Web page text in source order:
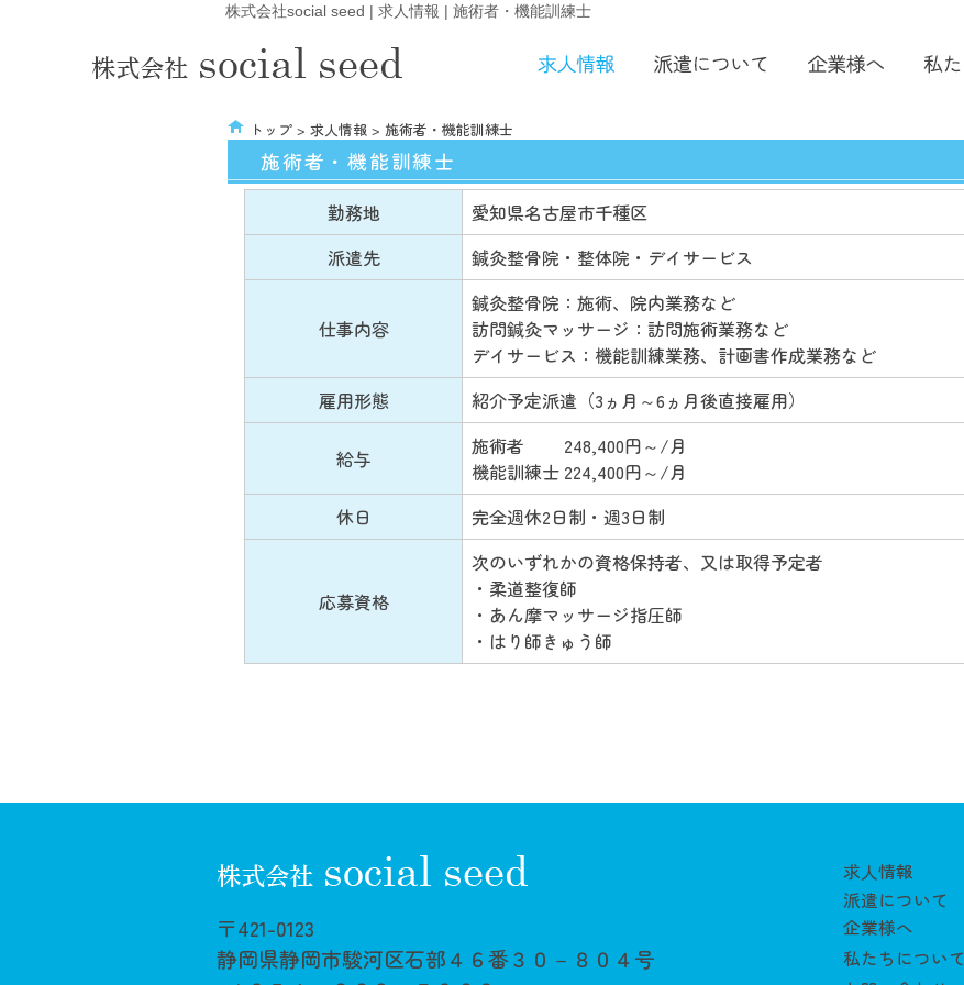
株式会社social seed | 求人情報 | 施術者・機能訓練士
トップ > 求人情報 > 施術者・機能訓練士
施術者・機能訓練士
勤務地
愛知県名古屋市千種区
派遣先
鍼灸整骨院・整体院・デイサービス
仕事内容
鍼灸整骨院：施術、院内業務など
訪問鍼灸マッサージ：訪問施術業務など
デイサービス：機能訓練業務、計画書作成業務など
雇用形態
紹介予定派遣（3ヵ月～6ヵ月後直接雇用）
給与
施術者 248,400円～/月
機能訓練士 224,400円～/月
休日
完全週休2日制・週3日制
応募資格
次のいずれかの資格保持者、又は取得予定者
・柔道整復師
・あん摩マッサージ指圧師
・はり師きゅう師
求人情報
派遣について
〒421-0123 企業様へ
静岡県静岡市駿河区石部４６番３０－８０４号 私たちについて